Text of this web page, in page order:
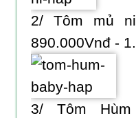
2/ Tôm mủ
890.000Vnđ -
3/ Tôm